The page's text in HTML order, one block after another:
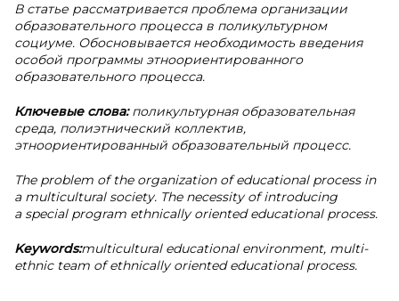
В статье рассматривается проблема организации
образовательного процесса в поликультурном
социуме. Обосновывается необходимость введения
особой программы этноориентированного
образовательного процесса.
Ключевые слова: поликультурная образовательная
среда, полиэтнический коллектив,
этноориентированный образовательный процесс.
The problem of the organization of educational process in
a multicultural society. The necessity of introducing
a special program ethnically oriented educational process.
Keywords:multicultural educational environment, multi-
ethnic team of ethnically oriented educational process.